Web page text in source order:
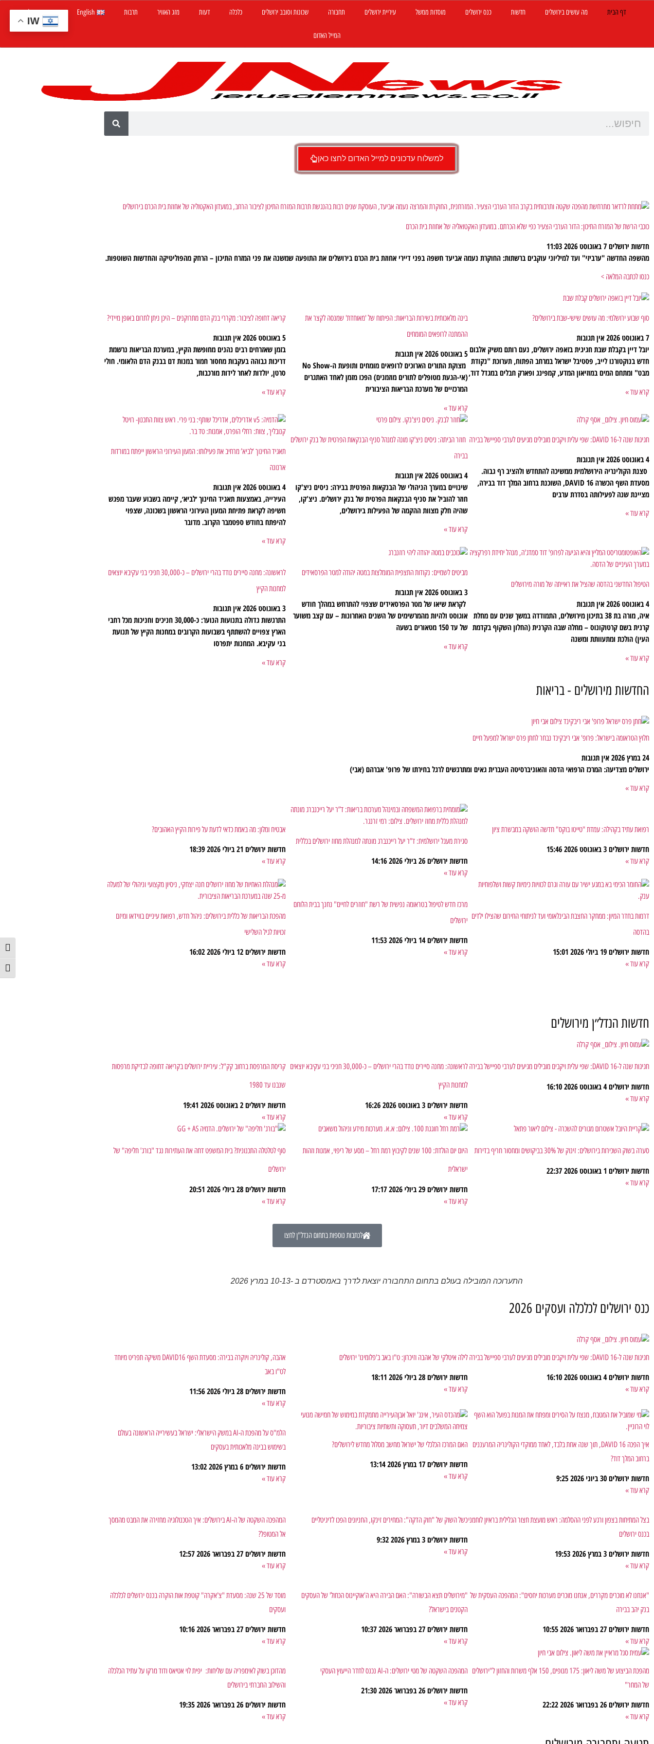
מתג
דף הבית מה עושים בירושלים חדשות כנס ירושלים מוסדות ממשל עיריית ירושלים תחבורה שכונות וסובב ירושלים כלכלה דעות מזג האוויר תרבות English חדשות ישראל
המייל האדום
למשלוח עדכונים למייל האדום לחצו כאן
כוכבי הרשת של המזרח התיכון: הדור הערבי הצעיר כפי שלא הכרתם. במועדון האקטואליה של אחוזת בית הכרם
חדשות ירושלים7 באוגוסט 2026
11:03
מהשפה החדשה "ערביזי" ועד למיליוני עוקבים ברשתות: החוקרת נעמה אביעד חשפה בפני דיירי אחוזת בית הכרם בירושלים את התופעה שמשנה את פני המזרח התיכון – הרחק מהפוליטיקה והחדשות השוטפות.
כנסו לכתבה המלאה >
סוף שבוע ירושלמי: מה עושים שישי-שבת בירושלים?
7 באוגוסט 2026
אין תגובות
יובל דיין בקבלת שבת חגיגית בזאפה ירושלים, נעם רותם משיק אלבום
חדש בנוקטורנו לייב, פסטיבל ישראל במרחב הפתוח, תערוכת "נקודת
מבט" ומתחם המים במוזיאון המדע, קמפינג ופארק חבלים במגדל דוד,
קרא עוד »
בינה מלאכותית בשירות הבריאות: הפיתוח של 'מאוחדת' שמנסה לקצר את
ההמתנה לרופאים המומחים
5 באוגוסט 2026
אין תגובות
מצוקת התורים הארוכים לרופאים מומחים ותופעת ה-No Show
(אי-הגעת מטופלים לתורים מוזמנים) הפכו מזמן לאחד האתגרים
המרכזיים של מערכת הבריאות הציבורית
קרא עוד »
קריאה דחופה לציבור: מקררי בנק הדם מתרוקנים – היכן ניתן לתרום באופן מיידי?
5 באוגוסט 2026
אין תגובות
בזמן שאזרחים רבים נהנים מחופשת הקיץ, במערכת הבריאות נרשמת
דריכות גבוהה בעקבות מחסור חמור במנות דם בבנק הדם הלאומי. חולי
סרטן, יולדות לאחר לידות מורכבות,
קרא עוד »
חגיגות שנה ל-DAVID 16: שפי עלית ויקבים מובילים מגיעים לערבי ספיישל בבירה
4 באוגוסט 2026
אין תגובות
סצנת הקולינריה הירושלמית ממשיכה להתחדש ולהציב רף גבוה.
מסעדת השף הכשרה DAVID 16, השוכנת ברחוב המלך דוד בבירה,
מציינת שנה לפעילותה בסדרת ערבים
קרא עוד »
חוזר הביתה: ניסים ניצ'קו מונה למנהל סניף הבנקאות הפרטית של בנק ירושלים
בבירה
4 באוגוסט 2026
אין תגובות
שינויים במערך הניהולי של הבנקאות הפרטית בבירה: ניסים ניצ'קו
חוזר להוביל את סניף הבנקאות הפרטית של בנק ירושלים. ניצ'קו,
שהיה חלק מצוות ההקמה של הפעילות בירושלים,
קרא עוד »
תאגיד החינוך ‘לביא’ מרחיב את פעילותו: המעון העירוני הראשון ייפתח במורדות
ארנונה
4 באוגוסט 2026
אין תגובות
העירייה, באמצעות תאגיד החינוך ׳לביא׳, קיימה בשבוע שעבר מפגש
חשיפה לקראת פתיחת המעון העירוני הראשון בשכונה, שצפוי
להיפתח בחודש ספטמבר הקרוב. מדובר
קרא עוד »
הטיפול החדשני בהדסה שהציל את ראייתה של מורה מירושלים
4 באוגוסט 2026
אין תגובות
איה, מורה בת 38 בתיכון מירושלים, התמודדה במשך שנים עם מחלת
קרנית בשם קרטוקונוס – מחלה שבה הקרנית (החלון השקוף בקדמת
העין) הולכת ומתעוותת ומשנה
קרא עוד »
מביטים לשמיים: נקודות התצפית המומלצות במטה יהודה למטר הפרסאידים
3 באוגוסט 2026
אין תגובות
לקראת שיאו של מטר הפרסאידים שצפוי להתרחש במהלך חודש
אוגוסט ולהיות מהמרשימים של השנים האחרונות – עם קצב משוער
של עד 150 מטאורים בשעה
קרא עוד »
לראשונה: מחנה סיירים נודד בהרי ירושלים – כ-30,000 חניכי בני עקיבא יוצאים
למחנות הקיץ
3 באוגוסט 2026
אין תגובות
התרגשות גדולה בתנועות הנוער: כ-30,000 חניכים וחניכות מכל רחבי
הארץ צפויים להשתתף בשבועות הקרובים במחנות הקיץ של תנועת
בני עקיבא. המחנות יתפרסו
קרא עוד »
החדשות מירושלים - בריאות
חלוץ הטראומה בישראל: פרופ' אבי ריבקינד נבחר לחתן פרס ישראל למפעל חיים
24 במרץ 2026
אין תגובות
ירושלים מצדיעה: המרכז הרפואי הדסה והאוניברסיטה העברית גאים ומתרגשים לרגל בחירתו של פרופ' אברהם (אבי)
קרא עוד »
רפואת עתיד בקהילה: עמדת "טייטו בוקס" חדשה הושקה במבשרת ציון
חדשות ירושלים3 באוגוסט 2026 15:46
קרא עוד »
סגירת מעגל ירושלמית: ד”ר יעל רייכנברג מונתה למנהלת מחוז ירושלים בכללית
חדשות ירושלים26 ביולי 2026 14:16
קרא עוד »
אבטיח ומלון: מה באמת כדאי לדעת על פירות הקיץ האהובים?
חדשות ירושלים 21 ביולי 2026 18:39
קרא עוד »
דרמות בחדר המיון: ממחקר החצבת הבינלאומי ועד לניתוחי החירום שהצילו ילדים
בהדסה
חדשות ירושלים19 ביולי 2026 15:01
קרא עוד »
מרכז חדש לטיפול בטראומה נפשית של רשת "חוזרים לחיים" נחנך בבית הלוחם
ירושלים
חדשות ירושלים14 ביולי 2026 11:53
קרא עוד »
מהפכת הבריאות של כללית בירושלים: ניהול חדש, רפואת עיניים בווידאו ומיזם
זכויות לגיל השלישי
חדשות ירושלים12 ביולי 2026 16:02
קרא עוד »
חדשות הנדל״ן מירושלים
חגיגות שנה ל-DAVID 16: שפי עלית ויקבים מובילים מגיעים לערבי ספיישל בבירה
חדשות ירושלים4 באוגוסט 2026 16:10
קרא עוד »
לראשונה: מחנה סיירים נודד בהרי ירושלים – כ-30,000 חניכי בני עקיבא יוצאים
למחנות הקיץ
חדשות ירושלים3 באוגוסט 2026 16:26
קרא עוד »
קריסת המרפסת ברחוב קק"ל: עיריית ירושלים בקריאה דחופה לבדיקת מרפסות
שנבנו עד 1980
חדשות ירושלים2 באוגוסט 2026 19:41
קרא עוד »
סערה בשוק השכירות בירושלים: זינוק של 30% בביקושים ומחסור חריף בדירות
חדשות ירושלים 1 באוגוסט 2026 22:37
קרא עוד »
היום יום הולדת: 100 שנים לקיבוץ רמת רחל – מסע של ריפוי, אמנות וזהות
ישראלית
חדשות ירושלים29 ביולי 2026 17:17
קרא עוד »
סוף לטלטלה התכנונית? בית המשפט דחה את העתירות נגד "בורג' חליפה" של
ירושלים
חדשות ירושלים28 ביולי 2026 20:51
קרא עוד »
לכתבות נוספות בתחום הנדל"ן לחצו
התערוכה המובילה בעולם בתחום התחבורה יוצאת לדרך באמסטרדם ב -10-13 במרץ 2026
כנס ירושלים לכלכלה ועסקים 2026
חגיגות שנה ל-DAVID 16: שפי עלית ויקבים מובילים מגיעים לערבי ספיישל בבירה
חדשות ירושלים4 באוגוסט 2026 16:10
קרא עוד »
לילה איטלקי של אהבה וזיכרון: ט"ו באב ב'פלומינו' ירושלים
חדשות ירושלים28 ביולי 2026 18:11
קרא עוד »
אהבה, קולינריה ויוקרה בבירה: מסעדת השף DAVID16 משיקה תפריט מיוחד
לט"ו באב
חדשות ירושלים28 ביולי 2026 11:56
קרא עוד »
איך הפכה DAVID 16, תוך שנה אחת בלבד, לאחד ממוקדי הקולינריה המרעננים
ברחוב המלך דוד?
חדשות ירושלים30 ביוני 2026 9:25
קרא עוד »
האם המרכז הכלכלי של ישראל מחשב מסלול מחדש לירושלים?
חדשות ירושלים17 במרץ 2026 13:14
קרא עוד »
הלמ"ס על מהפכת ה-AI במשק הישראלי: ישראל בעשירייה הראשונה בעולם
בשימוש בבינה מלאכותית בעסקים
חדשות ירושלים6 במרץ 2026 13:02
קרא עוד »
בצל המתיחות בצפון ורגע לפני ההסלמה: ראש מועצת חצור הגלילית בראיון לוחמני
בכנס ירושלים
חדשות ירושלים3 במרץ 2026 19:53
קרא עוד »
כשל השוק של "חוק הדקה": המחירים זינקו, החניונים הפכו לדיגיטליים
חדשות ירושלים3 במרץ 2026 9:32
קרא עוד »
המהפכה השקטה של ה-AI בירושלים: איך הטכנולוגיה מחזירה את המבט מהמסך
אל המטופל?
חדשות ירושלים27 בפברואר 2026 12:57
קרא עוד »
"אנחנו לא מוכרים מקררים, אנחנו מוכרים מערכות יחסים": המהפכה העסקית של
בנק יהב בבירה
חדשות ירושלים27 בפברואר 2026 10:55
קרא עוד »
"מירושלים תצא הבשורה": האם הבירה היא ה'אוקיינוס הכחול' של העסקים
הקטנים בישראל?
חדשות ירושלים27 בפברואר 2026 10:37
קרא עוד »
מוסד של 25 שנה: מסעדת "צ'אקרה" קוטפת אות הוקרה בכנס ירושלים לכלכלה
ועסקים
חדשות ירושלים27 בפברואר 2026 10:16
קרא עוד »
מהפכת הביצוע של משה ליאון: 175 מנופים, 150 אלף משרות והחזון ל"ירושלים
של המחר"
חדשות ירושלים26 בפברואר 2026 22:22
קרא עוד »
המהפכה השקטה של מטי ירושלים: ה-AI נכנס לחדר הייעוץ העסקי
חדשות ירושלים26 בפברואר 2026 21:30
קרא עוד »
מהדוכן בשוק לאימפריה עם שליחות: יפית לוי אטיאס ודוד מרקו על עתיד הכלכלה
והשילוב החברתי בירושלים
חדשות ירושלים26 בפברואר 2026 19:35
קרא עוד »
IW